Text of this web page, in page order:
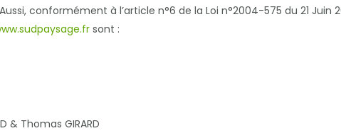
conformément à l’article n°6 de la Loi n°2004-575 du 21
sont :
& Thomas GIRARD